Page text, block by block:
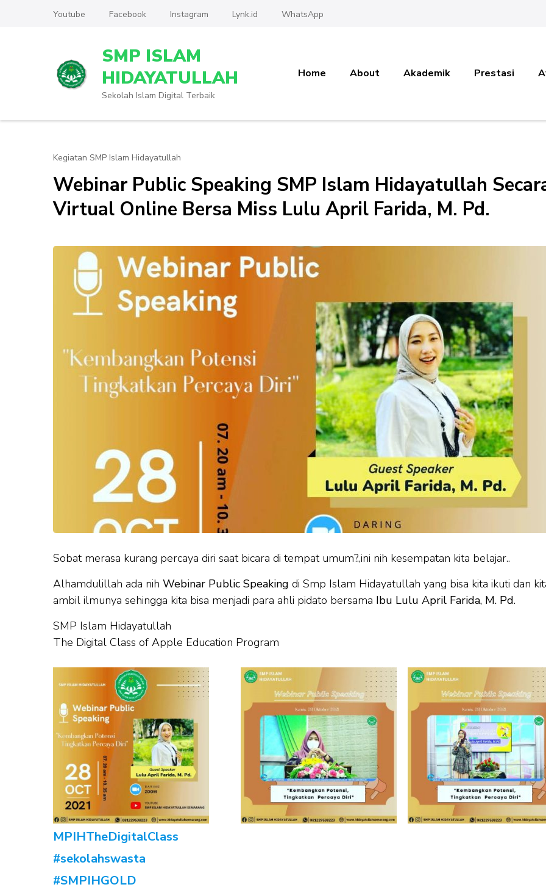
Youtube Facebook Instagram Lynk.id WhatsApp
SMP ISLAM
HIDAYATULLAH
Sekolah Islam Digital Terbaik
Home About Akademik Prestasi
Kegiatan SMP Islam Hidayatullah
Webinar Public Speaking SMP Islam Hidayatullah
Virtual Online Bersa Miss Lulu April Farida, M. Pd.
Sobat merasa kurang percaya diri saat bicara di tempat umum?.,ini nih kesempatan kita belajar..
Alhamdulillah ada nih Webinar Public Speaking di Smp Islam Hidayatullah yang bisa kita ikuti dan
ambil ilmunya sehingga kita bisa menjadi para ahli pidato bersama Ibu Lulu April Farida, M. Pd.
SMP Islam Hidayatullah
The Digital Class of Apple Education Program
MPIHTheDigitalClass
#sekolahswasta
#SMPIHGOLD